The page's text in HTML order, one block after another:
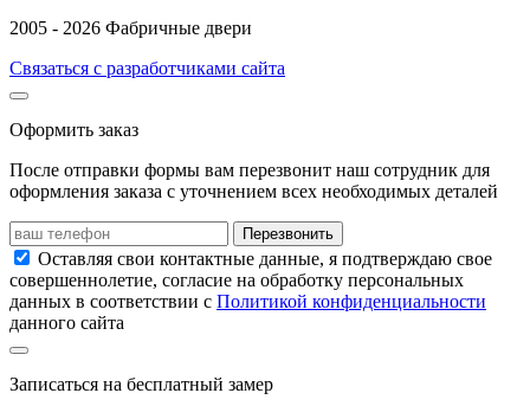
2005 - 2026 Фабричные двери
Связаться с разработчиками сайта
Оформить заказ
После отправки формы вам перезвонит наш сотрудник для
оформления заказа с уточнением всех необходимых деталей
Перезвонить
Оставляя свои контактные данные, я подтверждаю свое
совершеннолетие, согласие на обработку персональных
данных в соответствии с Политикой конфиденциальности
данного сайта
Записаться на бесплатный замер